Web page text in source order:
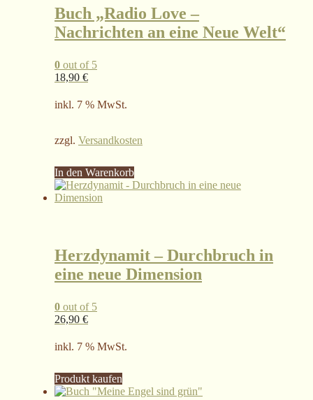
Buch „Radio Love –
Nachrichten an eine Neue Welt“
0 out of 5
18,90 €
inkl. 7 % MwSt.
zzgl. Versandkosten
In den Warenkorb
Herzdynamit – Durchbruch in
eine neue Dimension
0 out of 5
26,90 €
inkl. 7 % MwSt.
Produkt kaufen